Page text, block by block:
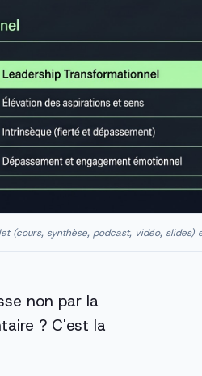
(cours, synthèse, podcast, vidéo, slides)
non par la
? C'est la